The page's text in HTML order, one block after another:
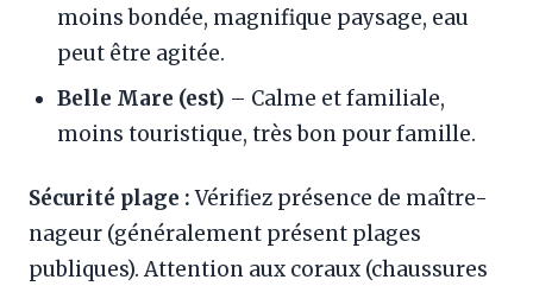
moins bondée, magnifique paysage, eau
peut être agitée.
Belle Mare (est) – Calme et familiale,
moins touristique, très bon pour famille.
Sécurité plage :Vérifiez présence de maître-
nageur (généralement présent plages
publiques). Attention aux coraux (chaussures